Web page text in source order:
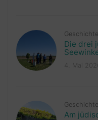
Die drei
Am